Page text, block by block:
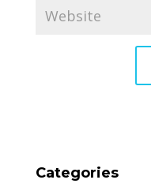
Categories